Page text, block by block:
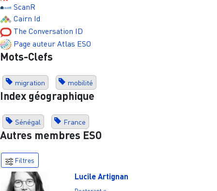
ScanR
Cairn Id
The Conversation ID
Page auteur Atlas ESO
Mots-Clefs
migration mobilité
Index géographique
Sénégal France
Autres membres ESO
Filtres
Lucile Artignan